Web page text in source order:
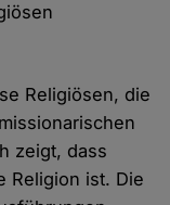
Religiösen, die
zeigt, dass
Religion ist. Die